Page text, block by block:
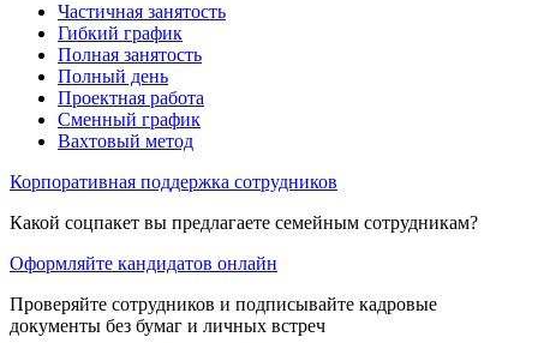
Частичная занятость
Гибкий график
Полная занятость
Полный день
Проектная работа
Сменный график
Вахтовый метод
Корпоративная поддержка сотрудников
Какой соцпакет вы предлагаете семейным сотрудникам?
Оформляйте кандидатов онлайн
Проверяйте сотрудников и подписывайте кадровые
документы без бумаг и личных встреч